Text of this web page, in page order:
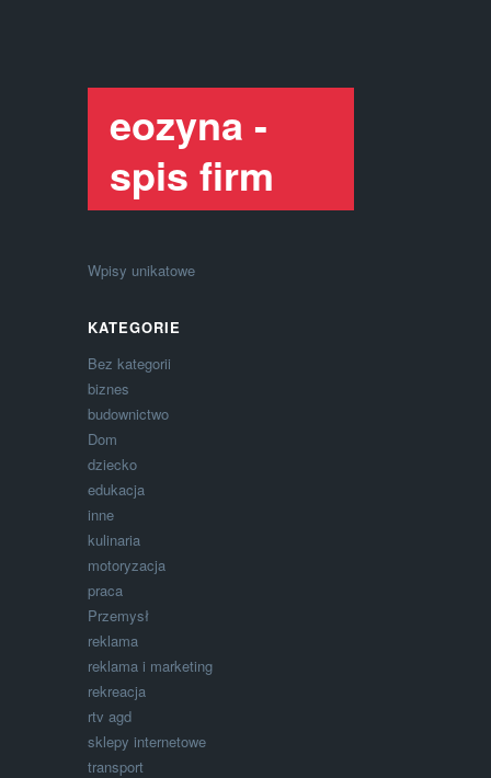
eozyna -
spis firm
Wpisy unikatowe
KATEGORIE
Bez kategorii
biznes
budownictwo
Dom
dziecko
edukacja
inne
kulinaria
motoryzacja
praca
Przemysł
reklama
reklama i marketing
rekreacja
rtv agd
sklepy internetowe
transport